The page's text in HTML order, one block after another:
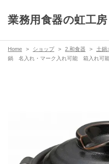
業務用食器の虹工房
Home ショップ 2.和食器 土鍋
鍋 名入れ・マーク入れ可能 箱入れ可